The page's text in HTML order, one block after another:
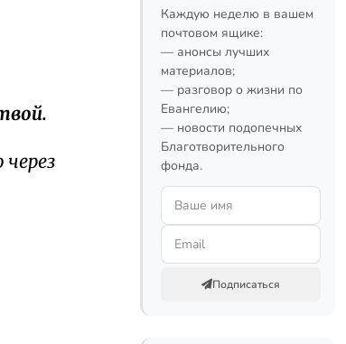
Каждую неделю в вашем
почтовом ящике:
— анонсы лучших
материалов;
— разговор о жизни по
Евангелию;
— новости подопечных
Благотворительного
фонда.
Подписаться